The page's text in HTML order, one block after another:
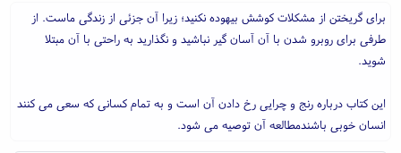
برای گریختن از مشکلات کوشش بیهوده نکنید؛ زیرا آن جزئی از زندگی ماست. از
طرفی برای روبرو شدن با آن آسان گیر نباشید و نگذارید به راحتی با آن مبتلا
شوید.
این کتاب درباره رنج و چرایی رخ دادن آن است و به تمام کسانی که سعی می کنند
انسان خوبی باشندمطالعه آن توصیه می شود.